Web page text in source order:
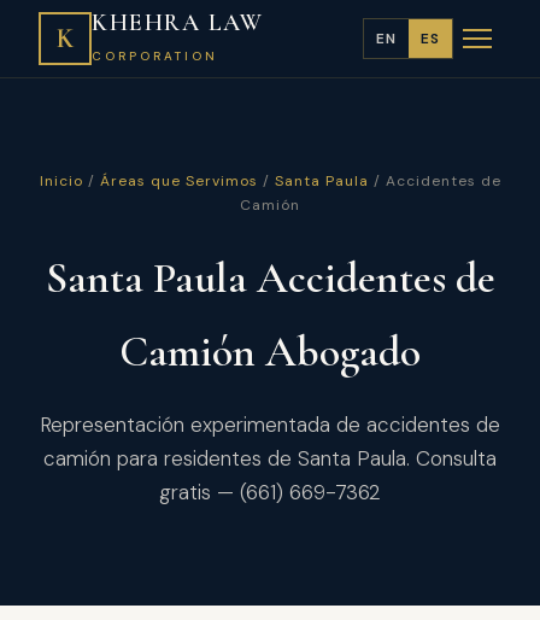
K KHEHRA LAW
CORPORATION
EN ES
Inicio / Áreas que Servimos / Santa Paula / Accidentes de
Camión
Santa Paula Accidentes de
Camión Abogado
Representación experimentada de accidentes de
camión para residentes de Santa Paula. Consulta
gratis — (661) 669-7362